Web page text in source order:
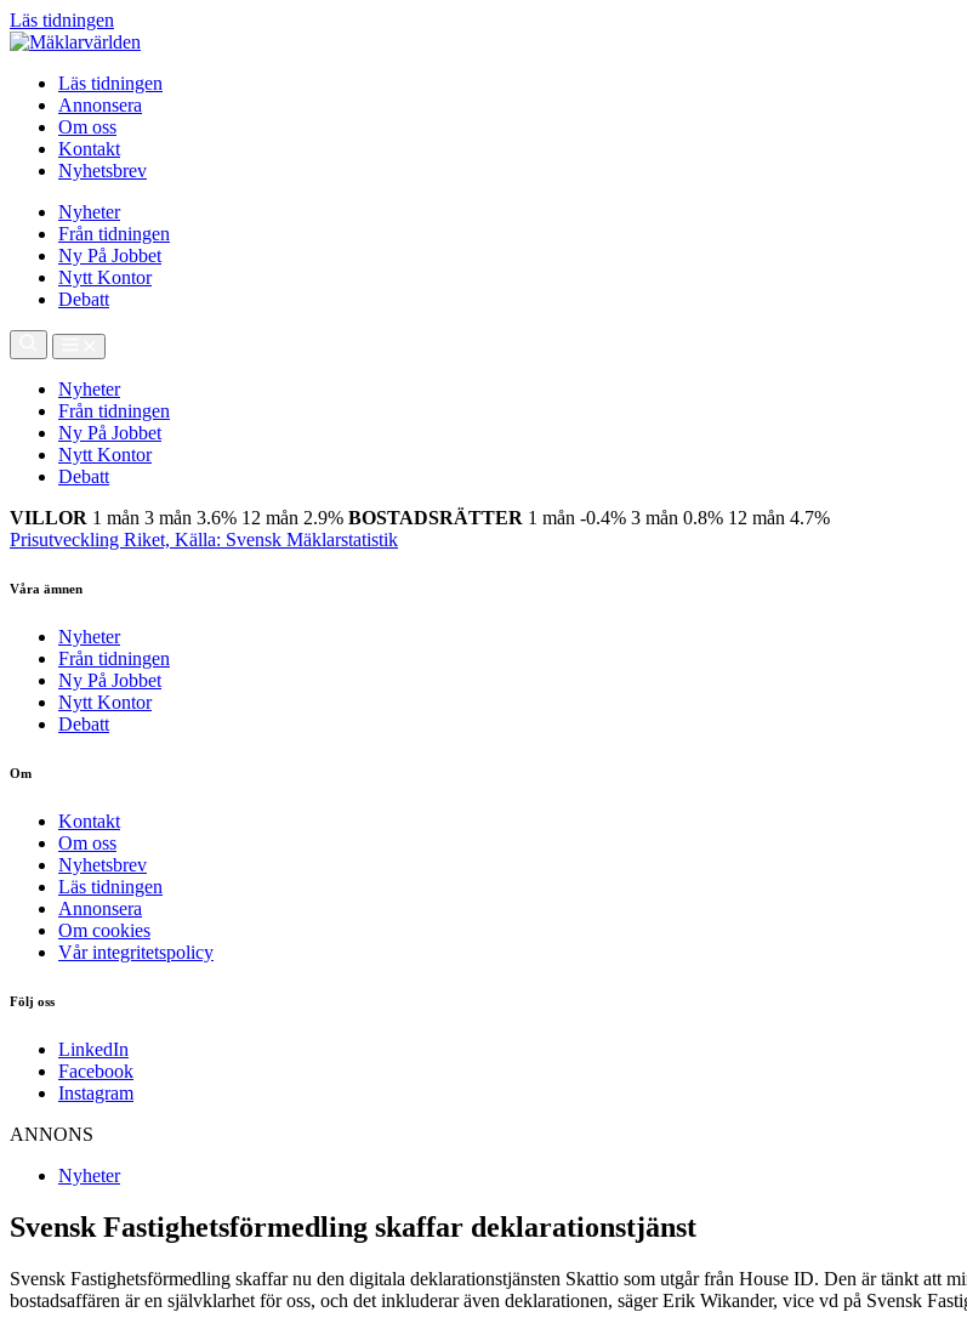
Läs tidningen
Läs tidningen
Annonsera
Om oss
Kontakt
Nyhetsbrev
Nyheter
Från tidningen
Ny På Jobbet
Nytt Kontor
Debatt
Nyheter
Från tidningen
Ny På Jobbet
Nytt Kontor
Debatt
VILLOR 1 mån 3 mån 3.6% 12 mån 2.9% BOSTADSRÄTTER 1 mån -0.4% 3 mån 0.8% 12 mån 4.7%
Prisutveckling Riket, Källa: Svensk Mäklarstatistik
Våra ämnen
Nyheter
Från tidningen
Ny På Jobbet
Nytt Kontor
Debatt
Om
Kontakt
Om oss
Nyhetsbrev
Läs tidningen
Annonsera
Om cookies
Vår integritetspolicy
Följ oss
LinkedIn
Facebook
Instagram
ANNONS
Nyheter
Svensk Fastighetsförmedling skaffar deklarationstjänst
Svensk Fastighetsförmedling skaffar nu den digitala deklarationstjänsten Skattio som utgår från House ID. Den är tänkt att
bostadsaffären är en självklarhet för oss, och det inkluderar även deklarationen, säger Erik Wikander, vice vd på Svensk